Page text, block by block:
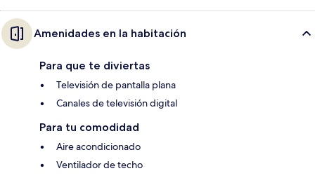
Amenidades en la habitación
Para que te diviertas
Televisión de pantalla plana
Canales de televisión digital
Para tu comodidad
Aire acondicionado
Ventilador de techo